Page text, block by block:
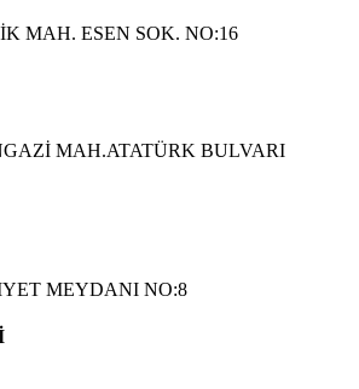
MAH. ESEN SOK. NO:16
MAH.ATATÜRK BULVARI
MEYDANI NO:8